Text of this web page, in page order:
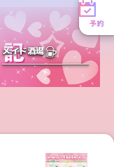
予約
メイド酒場